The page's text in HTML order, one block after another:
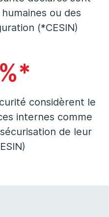
ou des
(*CESIN)
considèrent le
internes comme
de leur